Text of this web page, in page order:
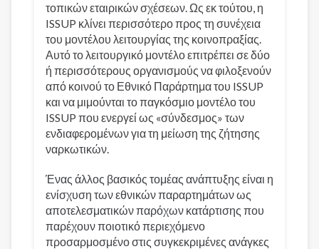
τοπικών εταιρικών σχέσεων. Ως εκ τούτου, η
ISSUP κλίνει περισσότερο προς τη συνέχεια
του μοντέλου λειτουργίας της κοινοπραξίας.
Αυτό το λειτουργικό μοντέλο επιτρέπει σε δύο
ή περισσότερους οργανισμούς να φιλοξενούν
από κοινού το Εθνικό Παράρτημα του ISSUP
και να μιμούνται το παγκόσμιο μοντέλο του
ISSUP που ενεργεί ως «σύνδεσμος» των
ενδιαφερομένων για τη μείωση της ζήτησης
ναρκωτικών.
Ένας άλλος βασικός τομέας ανάπτυξης είναι η
ενίσχυση των εθνικών παραρτημάτων ως
αποτελεσματικών παρόχων κατάρτισης που
παρέχουν ποιοτικό περιεχόμενο
προσαρμοσμένο στις συγκεκριμένες ανάγκες